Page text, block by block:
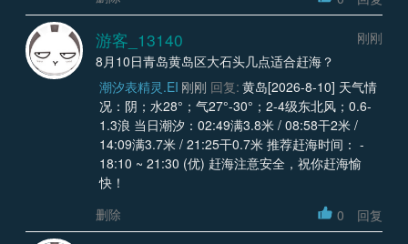
游客_13140
刚刚
8月10日青岛黄岛区大石头几点适合赶海？
潮汐表精灵.EI 刚刚 回复: 黄岛[2026-8-10] 天气情
况：阴；水28°；气27°-30°；2-4级东北风；0.6-
1.3浪 当日潮汐：02:49满3.8米 / 08:58干2米 /
14:09满3.7米 / 21:25干0.7米 推荐赶海时间： -
18:10 ~ 21:30 (优) 赶海注意安全，祝你赶海愉
快！
删除
0 回复